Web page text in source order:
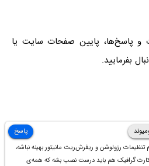
و پاسخ‌ها، پایین صفحات سایت یا
بفرمایید.
تنظیمات رزولوشن و ریفرش‌ریت مانیتور بهینه نباشه،
کارت گرافیک هم باید درست نصب بشه که همه‌ی
پاسخ